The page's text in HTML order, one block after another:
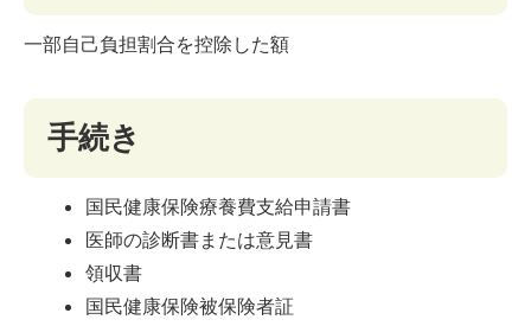
一部自己負担割合を控除した額
手続き
国民健康保険療養費支給申請書
医師の診断書または意見書
領収書
国民健康保険被保険者証